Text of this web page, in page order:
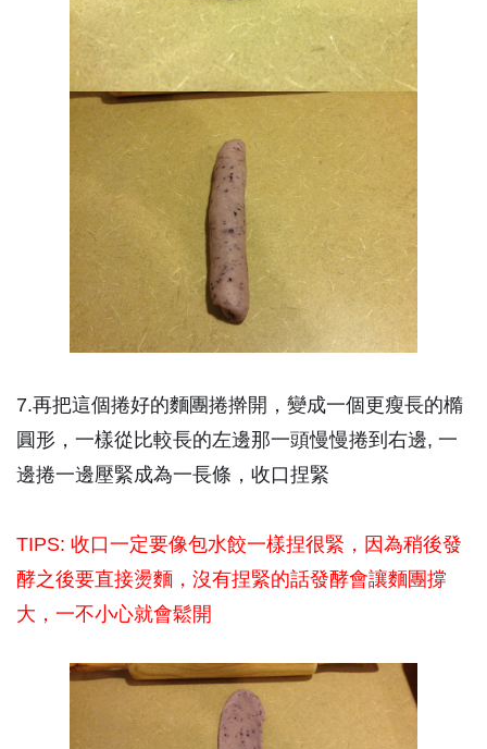
7.再把這個捲好的麵團捲擀開，變成一個更瘦長的橢
圓形，一樣從比較長的左邊那一頭慢慢捲到右邊, 一
邊捲一邊壓緊成為一長條，收口捏緊
TIPS: 收口一定要像包水餃一樣捏很緊，因為稍後發
酵之後要直接燙麵，沒有捏緊的話發酵會讓麵團撐
大，一不小心就會鬆開